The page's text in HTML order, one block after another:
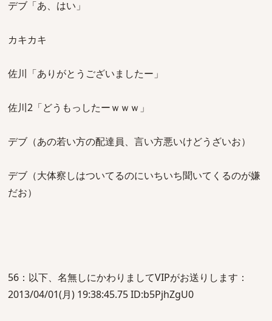
デブ「あ、はい」
カキカキ
佐川「ありがとうございましたー」
佐川2「どうもっしたーｗｗｗ」
デブ（あの若い方の配達員、言い方悪いけどうざいお）
デブ（大体察しはついてるのにいちいち聞いてくるのが嫌
だお）
56：以下、名無しにかわりましてVIPがお送りします：
2013/04/01(月) 19:38:45.75 ID:b5PjhZgU0